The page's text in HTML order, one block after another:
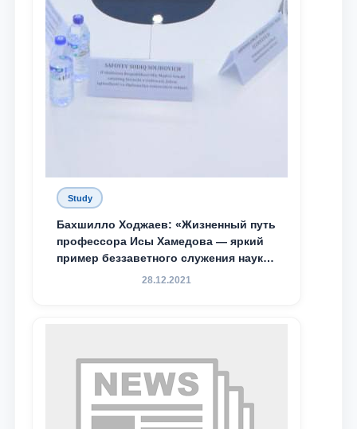
Study
Бахшилло Ходжаев: «Жизненный путь
профессора Исы Хамедова — яркий
пример беззаветного служения науке,
Родине и воспитанию молодого
28.12.2021